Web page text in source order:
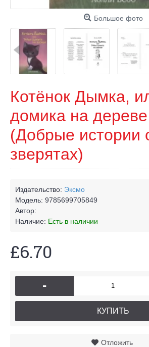
Большое фото
Котёнок Дымка,
домика на дереве
(Добрые истории
зверятах)
Издательство: Эксмо
Модель: 9785699705849
Автор:
Наличие: Есть в наличии
£6.70
-
КУПИТЬ
Отложить